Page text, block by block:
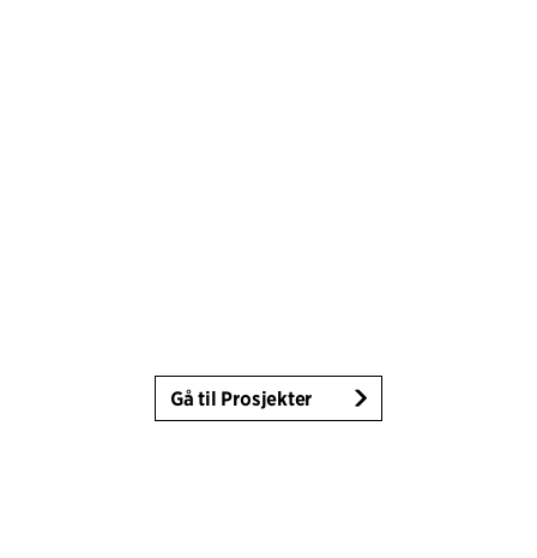
Gå til Prosjekter